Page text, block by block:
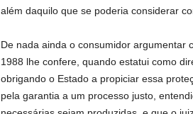
além daquilo que se poderia considerar
De nada ainda o consumidor argumentar
1988 lhe confere, quando estatui como
obrigando o Estado a propiciar essa
pela garantia a um processo justo,